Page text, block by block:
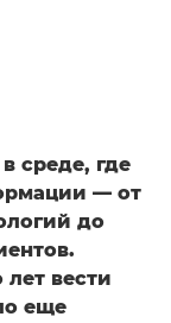
среде, где
— от
до
вести
еще